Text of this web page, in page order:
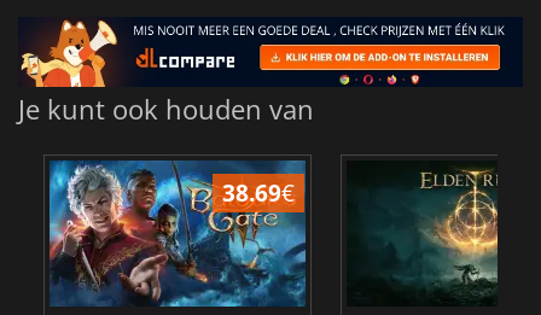
Je kunt ook houden van
38.69€